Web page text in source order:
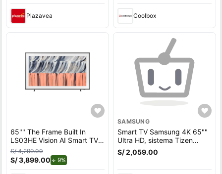
Plazavea Coolbox
65"" The Frame Built In
LS03HE Vision AI Smart TV
(2026)
S/ 4,299.00
S/ 3,899.00 9%
SAMSUNG
Smart TV Samsung 4K 65""
Ultra HD, sistema Tizen
integrado,
UN65DU8000GXPE
S/ 2,059.00